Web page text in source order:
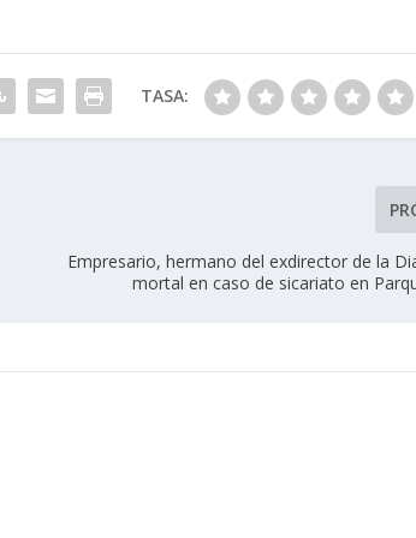
TASA:
Empresario, hermano del exdirector de la
mortal en caso de sicariato en